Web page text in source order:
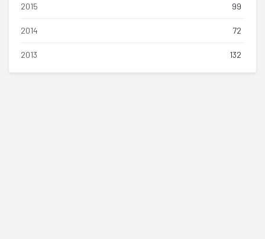
2015 99
2014 72
2013 132